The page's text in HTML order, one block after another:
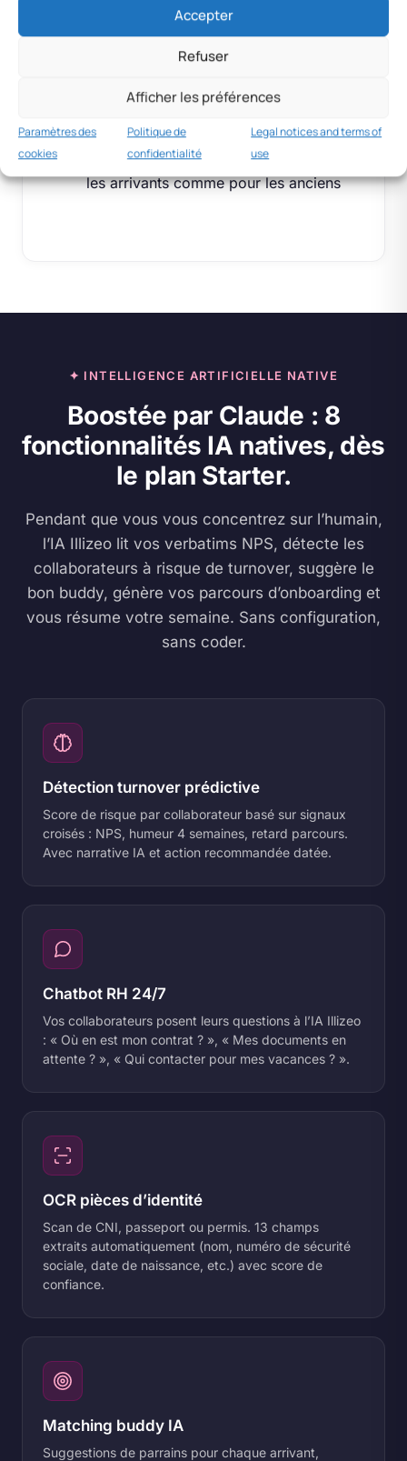
Accepter
Refuser
Afficher les préférences
Paramètres des
cookies
Politique de
confidentialité
Legal notices and terms of
use
semaine », « Premier mois », « Cap
des 100 j »
(« Mentor du trimestre », « Champion
Visibles sur les profils, motivants pour
les arrivants comme pour les anciens
✦ INTELLIGENCE ARTIFICIELLE NATIVE
Boostée par Claude : 8
fonctionnalités IA natives, dès
le plan Starter.
Pendant que vous vous concentrez sur l’humain,
l’IA Illizeo lit vos verbatims NPS, détecte les
collaborateurs à risque de turnover, suggère le
bon buddy, génère vos parcours d’onboarding et
vous résume votre semaine. Sans configuration,
sans coder.
Détection turnover prédictive
Score de risque par collaborateur basé sur signaux
croisés : NPS, humeur 4 semaines, retard parcours.
Avec narrative IA et action recommandée datée.
Chatbot RH 24/7
Vos collaborateurs posent leurs questions à l’IA Illizeo
: « Où en est mon contrat ? », « Mes documents en
attente ? », « Qui contacter pour mes vacances ? ».
OCR pièces d’identité
Scan de CNI, passeport ou permis. 13 champs
extraits automatiquement (nom, numéro de sécurité
sociale, date de naissance, etc.) avec score de
confiance.
Matching buddy IA
Suggestions de parrains pour chaque arrivant,